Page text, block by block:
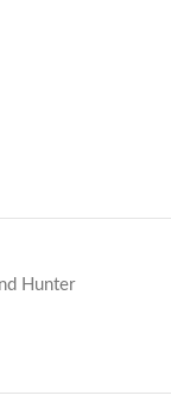
Hunter